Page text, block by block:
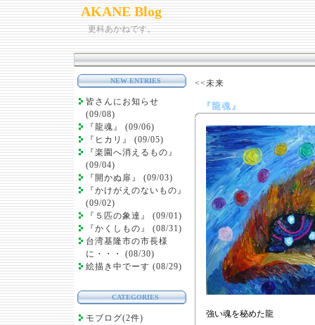
AKANE Blog
更科あかねです。
NEW ENTRIES
皆さんにお知らせ
(09/08)
『龍魂』 (09/06)
『ヒカリ』 (09/05)
『楽園へ消えるもの』
(09/04)
『開かぬ扉』 (09/03)
『かけがえのないもの』
(09/02)
『５匹の象達』 (09/01)
『かくしもの』 (08/31)
台湾基隆市の市長様
に・・・ (08/30)
絵描き中でーす (08/29)
CATEGORIES
モブログ(2件)
<<未来
『龍魂』
強い魂を秘めた龍